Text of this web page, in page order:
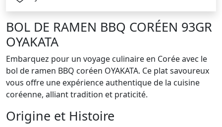
BOL DE RAMEN BBQ CORÉEN 93GR
OYAKATA
Embarquez pour un voyage culinaire en Corée avec le
bol de ramen BBQ coréen OYAKATA. Ce plat savoureux
vous offre une expérience authentique de la cuisine
coréenne, alliant tradition et praticité.
Origine et Histoire